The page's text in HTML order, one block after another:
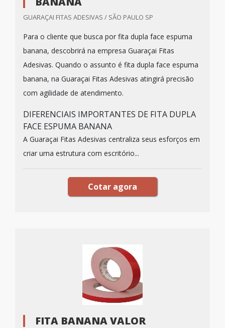
GUARAÇAI FITAS ADESIVAS / SÃO PAULO SP
Para o cliente que busca por fita dupla face espuma
banana, descobrirá na empresa Guaraçai Fitas
Adesivas. Quando o assunto é fita dupla face espuma
banana, na Guaraçai Fitas Adesivas atingirá precisão
com agilidade de atendimento.
DIFERENCIAIS IMPORTANTES DE FITA DUPLA
FACE ESPUMA BANANA
A Guaraçai Fitas Adesivas centraliza seus esforços em
criar uma estrutura com escritório...
Cotar agora
FITA BANANA VALOR